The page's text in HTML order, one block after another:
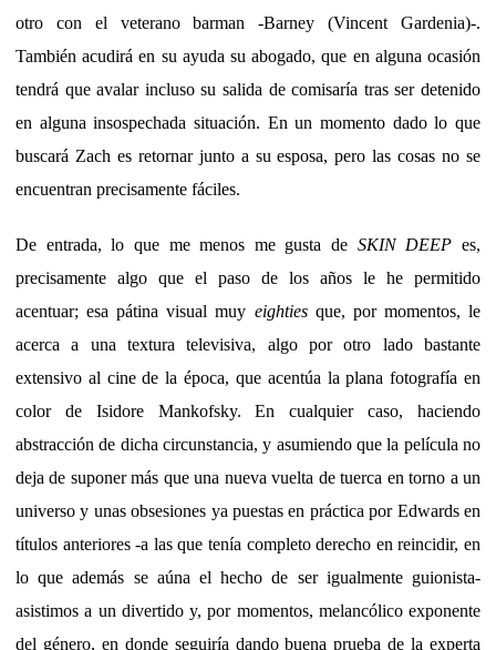
otro con el veterano barman -Barney (Vincent Gardenia)-.
También acudirá en su ayuda su abogado, que en alguna ocasión
tendrá que avalar incluso su salida de comisaría tras ser detenido
en alguna insospechada situación. En un momento dado lo que
buscará Zach es retornar junto a su esposa, pero las cosas no se
encuentran precisamente fáciles.
De entrada, lo que me menos me gusta de SKIN DEEP es,
precisamente algo que el paso de los años le he permitido
acentuar; esa pátina visual muy eightiesque, por momentos, le
acerca a una textura televisiva, algo por otro lado bastante
extensivo al cine de la época, que acentúa la plana fotografía en
color de Isidore Mankofsky. En cualquier caso, haciendo
abstracción de dicha circunstancia, y asumiendo que la película no
deja de suponer más que una nueva vuelta de tuerca en torno a un
universo y unas obsesiones ya puestas en práctica por Edwards en
títulos anteriores -a las que tenía completo derecho en reincidir, en
lo que además se aúna el hecho de ser igualmente guionista-
asistimos a un divertido y, por momentos, melancólico exponente
del género, en donde seguiría dando buena prueba de la experta